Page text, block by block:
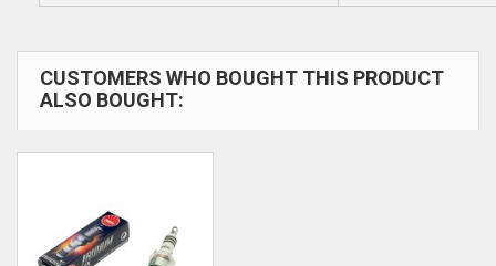
CUSTOMERS WHO BOUGHT THIS PRODUCT
ALSO BOUGHT: